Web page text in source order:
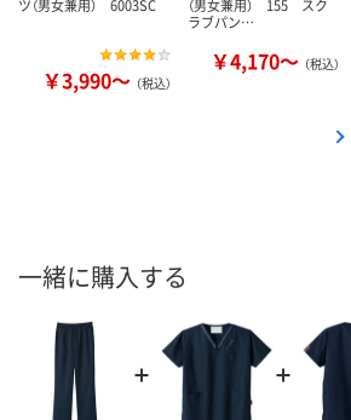
ツ（男女兼用） 6003SC
￥3,990～ （税込）
（男女兼用） 155 スク
ラブパン…
￥4,170～ （税込）
一緒に購入する